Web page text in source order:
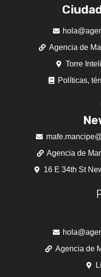
Agencia de
Torre
Políticas,
Agencia de
16 E 34th St
Agencia de